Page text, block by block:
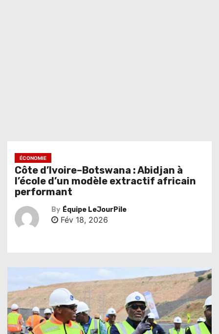
ÉCONOMIE
Côte d’Ivoire–Botswana : Abidjan à
l’école d’un modèle extractif africain
performant
By Équipe LeJourPile
Fév 18, 2026